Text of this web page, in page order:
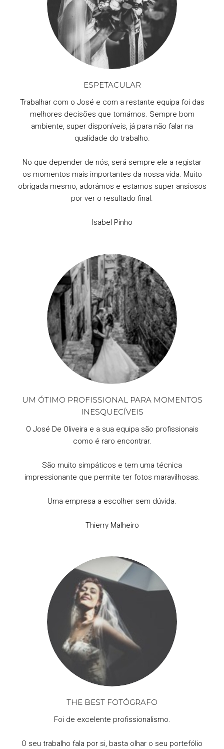
ESPETACULAR
Trabalhar com o José e com a restante equipa foi das
melhores decisões que tomámos. Sempre bom
ambiente, super disponíveis, já para não falar na
qualidade do trabalho.
No que depender de nós, será sempre ele a registar
os momentos mais importantes da nossa vida. Muito
obrigada mesmo, adorámos e estamos super ansiosos
por ver o resultado final.
Isabel Pinho
UM ÓTIMO PROFISSIONAL PARA MOMENTOS
INESQUECÍVEIS
O José De Oliveira e a sua equipa são profissionais
como é raro encontrar.
São muito simpáticos e tem uma técnica
impressionante que permite ter fotos maravilhosas.
Uma empresa a escolher sem dúvida.
Thierry Malheiro
THE BEST FOTÓGRAFO
Foi de excelente profissionalismo.
O seu trabalho fala por si, basta olhar o seu portefólio